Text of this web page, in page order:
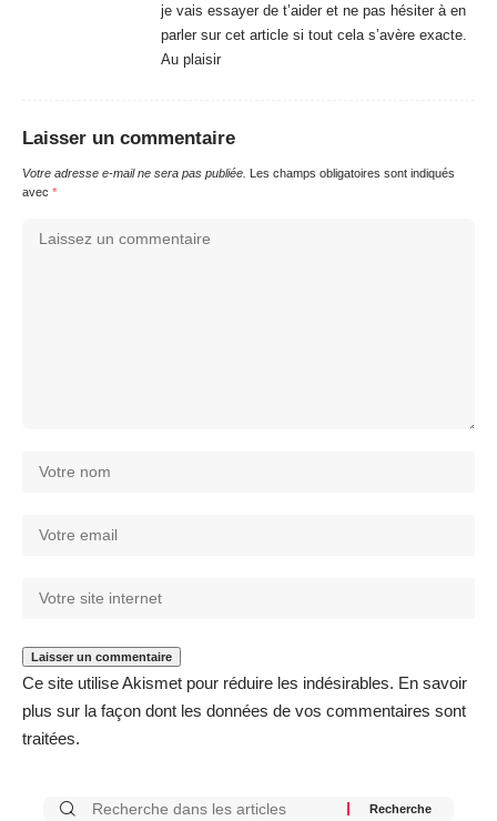
je vais essayer de t’aider et ne pas hésiter à en
parler sur cet article si tout cela s’avère exacte.
Au plaisir
Laisser un commentaire
Votre adresse e-mail ne sera pas publiée. Les champs obligatoires sont indiqués
avec *
Ce site utilise Akismet pour réduire les indésirables. En savoir
plus sur la façon dont les données de vos commentaires sont
traitées.